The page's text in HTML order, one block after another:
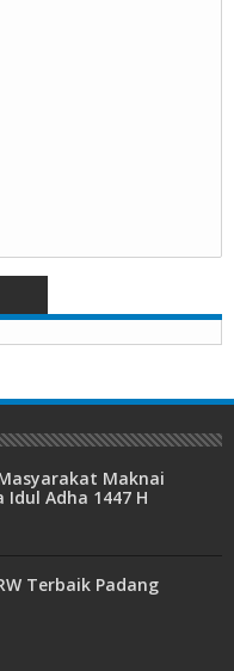
Maknai
Adha 1447 H
Terbaik Padang